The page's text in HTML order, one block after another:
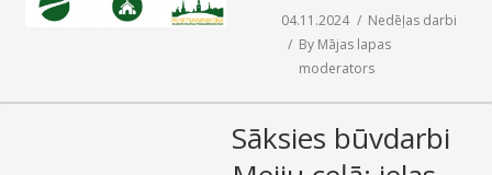
04.11.2024
Nedēļas darbi
By Mājas lapas
moderators
Sāksies būvdarbi